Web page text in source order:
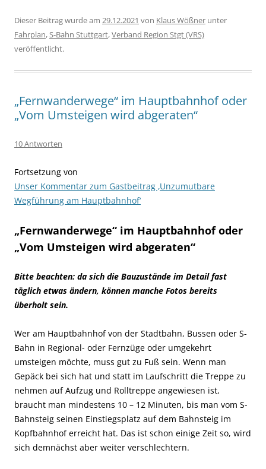
Dieser Beitrag wurde am 29.12.2021 von Klaus Wößner unter
Fahrplan,S-Bahn Stuttgart,Verband Region Stgt (VRS)
veröffentlicht.
„Fernwanderwege“ im Hauptbahnhof oder
„Vom Umsteigen wird abgeraten“
10 Antworten
Fortsetzung von
Unser Kommentar zum Gastbeitrag ‚Unzumutbare
Wegführung am Hauptbahnhof‘
„Fernwanderwege“ im Hauptbahnhof oder
„Vom Umsteigen wird abgeraten“
Bitte beachten: da sich die Bauzustände im Detail fast
täglich etwas ändern, können manche Fotos bereits
überholt sein.
Wer am Hauptbahnhof von der Stadtbahn, Bussen oder S-
Bahn in Regional- oder Fernzüge oder umgekehrt
umsteigen möchte, muss gut zu Fuß sein. Wenn man
Gepäck bei sich hat und statt im Laufschritt die Treppe zu
nehmen auf Aufzug und Rolltreppe angewiesen ist,
braucht man mindestens 10 – 12 Minuten, bis man vom S-
Bahnsteig seinen Einstiegsplatz auf dem Bahnsteig im
Kopfbahnhof erreicht hat. Das ist schon einige Zeit so, wird
sich demnächst aber weiter verschlechtern.